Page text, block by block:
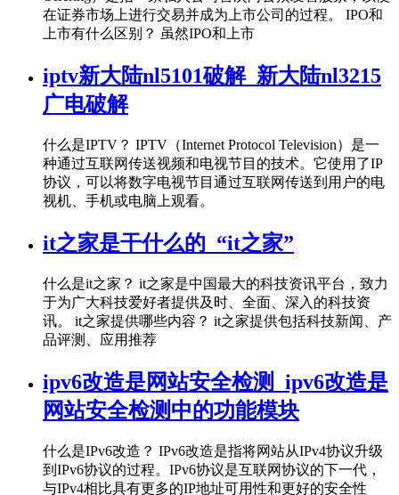
在证券市场上进行交易并成为上市公司的过程。 IPO和
上市有什么区别？ 虽然IPO和上市
iptv新大陆nl5101破解_新大陆nl3215
广电破解
什么是IPTV？ IPTV（Internet Protocol Television）是一
种通过互联网传送视频和电视节目的技术。它使用了IP
协议，可以将数字电视节目通过互联网传送到用户的电
视机、手机或电脑上观看。
it之家是干什么的_“it之家”
什么是it之家？ it之家是中国最大的科技资讯平台，致力
于为广大科技爱好者提供及时、全面、深入的科技资
讯。 it之家提供哪些内容？ it之家提供包括科技新闻、产
品评测、应用推荐
ipv6改造是网站安全检测_ipv6改造是
网站安全检测中的功能模块
什么是IPv6改造？ IPv6改造是指将网站从IPv4协议升级
到IPv6协议的过程。IPv6协议是互联网协议的下一代，
与IPv4相比具有更多的IP地址可用性和更好的安全性